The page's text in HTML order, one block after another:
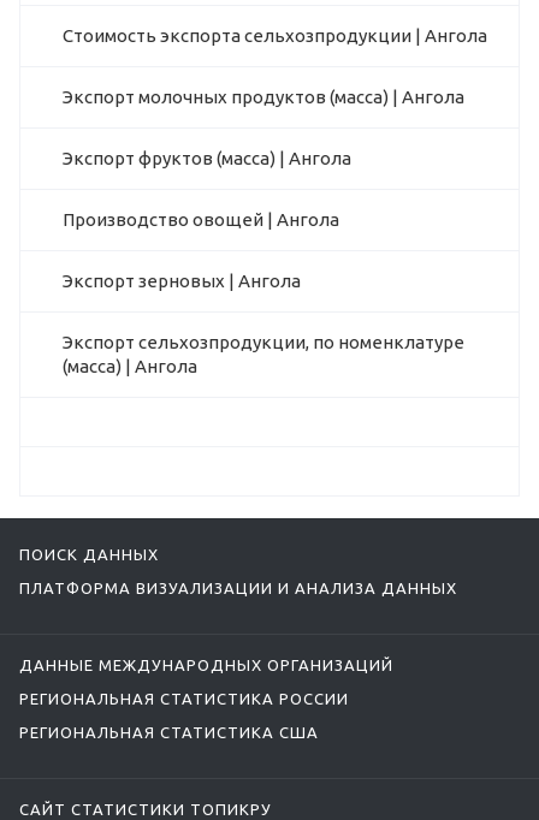
Стоимость экспорта сельхозпродукции | Ангола
Экспорт молочных продуктов (масса) | Ангола
Экспорт фруктов (масса) | Ангола
Производство овощей | Ангола
Экспорт зерновых | Ангола
Экспорт сельхозпродукции, по номенклатуре
(масса) | Ангола
ПОИСК ДАННЫХ
ПЛАТФОРМА ВИЗУАЛИЗАЦИИ И АНАЛИЗА ДАННЫХ
ДАННЫЕ МЕЖДУНАРОДНЫХ ОРГАНИЗАЦИЙ
РЕГИОНАЛЬНАЯ СТАТИСТИКА РОССИИ
РЕГИОНАЛЬНАЯ СТАТИСТИКА США
САЙТ СТАТИСТИКИ ТОПИКРУ